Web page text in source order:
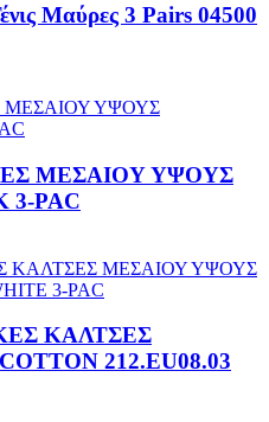
Μαύρες 3 Pairs 04500
ΜΕΣΑΙΟΥ ΥΨΟΥΣ
3-PAC
ΚΑΛΤΣΕΣ
212.EU08.03